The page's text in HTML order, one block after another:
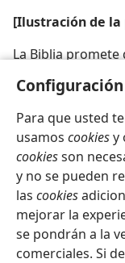
Para que usted
usamos cookiesy
cookiesson
y no se pueden
las cookies
mejorar la
se pondrán a la
comerciales. Si
[Ilustración de la
La Biblia promete